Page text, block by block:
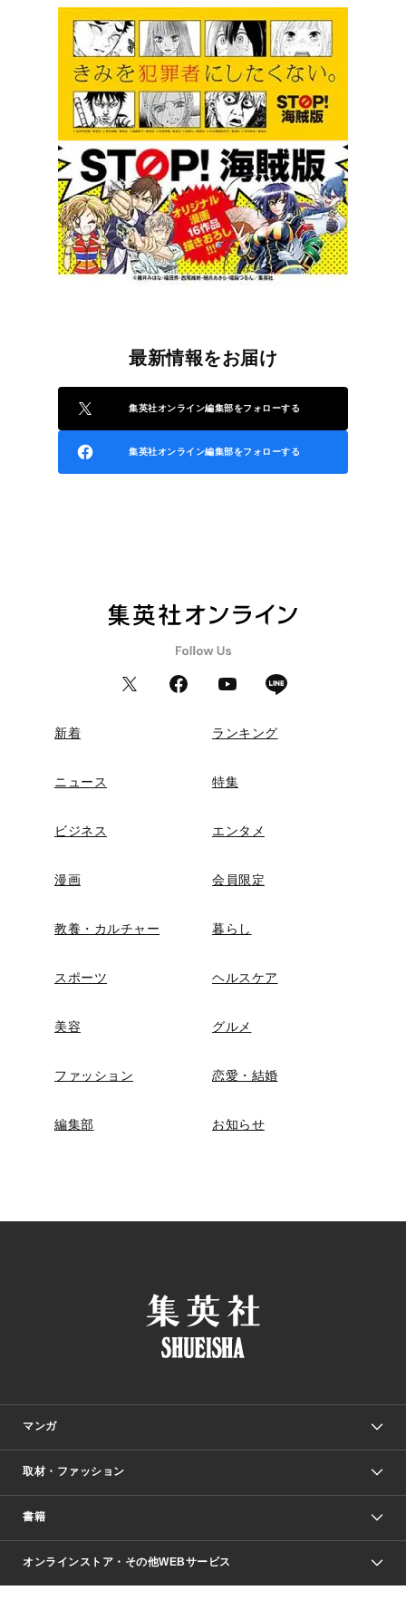
最新情報をお届け
集英社オンライン編集部をフォローする
集英社オンライン編集部をフォローする
新着 ランキング
ニュース 特集
ビジネス エンタメ
漫画 会員限定
教養・カルチャー 暮らし
スポーツ ヘルスケア
美容 グルメ
ファッション 恋愛・結婚
編集部 お知らせ
マンガ
少年マンガ
Vジャンプ
週刊ヤングジャンプ
少女マンガ
取材・ファッション
Seventeen
芸能・情報・スポーツ
書籍
文芸・文庫・総合
オンラインストア・その他WEBサービス